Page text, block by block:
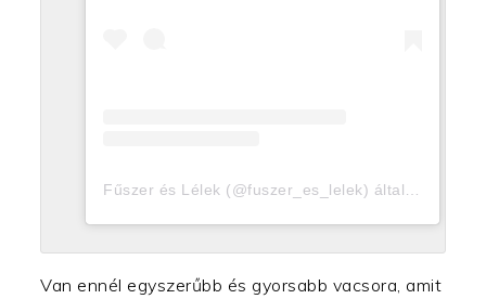
Fűszer és Lélek (@fuszer_es_lelek) által megosztott bejegyzés
Van ennél egyszerűbb és gyorsabb vacsora, amit